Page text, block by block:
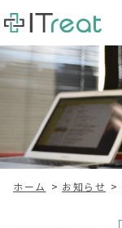
ホーム お知らせ